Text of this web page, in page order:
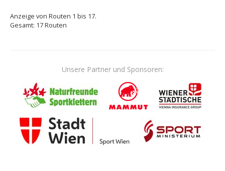
Anzeige von Routen 1 bis 17.
Gesamt: 17 Routen
Unsere Partner und Sponsoren: